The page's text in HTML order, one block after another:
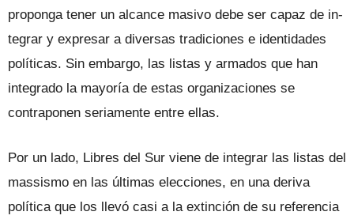
proponga tener un alcance masivo debe ser capaz de in­
tegrar y expresar a diversas tradiciones e identidades
políticas. Sin embargo, las lis­tas y armados que han
integrado la mayo­ría de estas organizaciones se
contraponen seriamente entre ellas.
Por un lado, Libres del Sur viene de in­tegrar las listas del
massismo en las últi­mas elecciones, en una deriva
política que los llevó casi a la extinción de su referencia